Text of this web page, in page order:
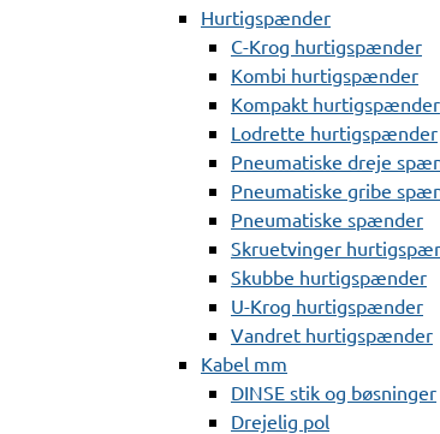
Hurtigspænder
C-Krog hurtigspænder
Kombi hurtigspænder
Kompakt hurtigspænder
Lodrette hurtigspænder
Pneumatiske dreje
Pneumatiske gribe
Pneumatiske spænder
Skruetvinger
Skubbe hurtigspænder
U-Krog hurtigspænder
Vandret hurtigspænder
Kabel mm
DINSE stik og bøsninger
Drejelig pol